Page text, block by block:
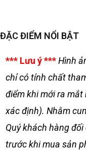
ĐẶC ĐIỂM NỔI BẬT
*** Lưu ý ***Hình
chỉ có tính chất
điểm khi mới ra
xác định). Nhằm
Quý khách hàng
trước khi mua sản